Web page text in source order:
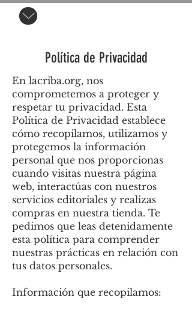
Política de Privacidad
En lacriba.org, nos
comprometemos a proteger y
respetar tu privacidad. Esta
Política de Privacidad establece
cómo recopilamos, utilizamos y
protegemos la información
personal que nos proporcionas
cuando visitas nuestra página
web, interactúas con nuestros
servicios editoriales y realizas
compras en nuestra tienda. Te
pedimos que leas detenidamente
esta política para comprender
nuestras prácticas en relación con
tus datos personales.
Información que recopilamos: